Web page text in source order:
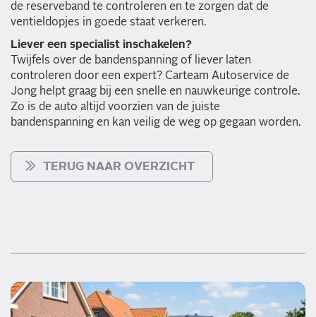
de reserveband te controleren en te zorgen dat de
ventieldopjes in goede staat verkeren.
Liever een specialist inschakelen?
Twijfels over de bandenspanning of liever laten
controleren door een expert? Carteam Autoservice de
Jong helpt graag bij een snelle en nauwkeurige controle.
Zo is de auto altijd voorzien van de juiste
bandenspanning en kan veilig de weg op gegaan worden.
TERUG NAAR OVERZICHT